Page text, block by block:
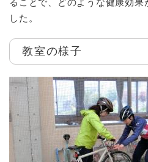
ることで、どのような健康効果
した。
教室の様子